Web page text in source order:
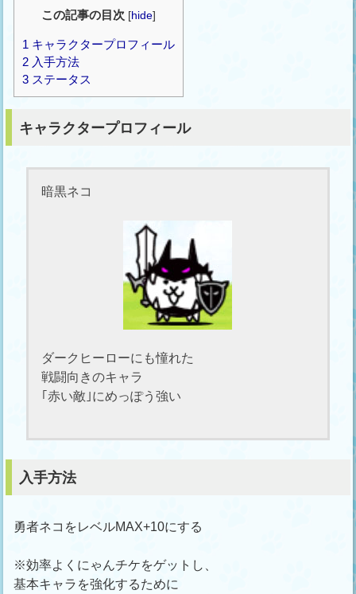
この記事の目次 [hide]
1 キャラクタープロフィール
2 入手方法
3 ステータス
キャラクタープロフィール
暗黒ネコ
ダークヒーローにも憧れた
戦闘向きのキャラ
｢赤い敵｣にめっぽう強い
入手方法
勇者ネコをレベルMAX+10にする
※効率よくにゃんチケをゲットし、
基本キャラを強化するために